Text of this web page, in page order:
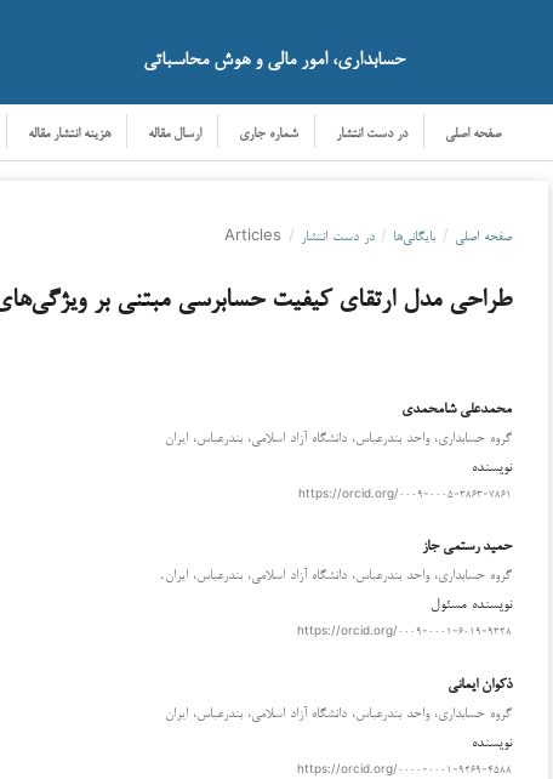
حسابداری، امور مالی و هوش محاسباتی
صفحه اصلی در دست انتشار شماره جاری ارسال مقاله هزینه انتشار مقاله
صفحه اصلی / بایگانی‌ها / در دست انتشار /
Articles
طراحی مدل ارتقای کیفیت حسابرسی مبتنی بر
محمدعلی شامحمدی
گروه حسابداری، واحد بندرعباس، دانشگاه آزاد اسلامی، بندرعباس، ایران
نویسنده
https://orcid.org/۰۰۰۹-۰۰۰۵-۳۸۶۳-۷۸۶۱
حمید رستمی جاز
گروه حسابداری، واحد بندرعباس، دانشگاه آزاد اسلامی، بندرعباس، ایران.
نویسنده مسئول
https://orcid.org/۰۰۰۹-۰۰۰۱-۶۰۱۹-۹۳۲۸
ذکوان ایمانی
گروه حسابداری، واحد بندرعباس، دانشگاه آزاد اسلامی، بندرعباس، ایران
نویسنده
https://orcid.org/۰۰۰۰-۰۰۰۱-۹۲۶۹-۴۵۸۸
دانلود